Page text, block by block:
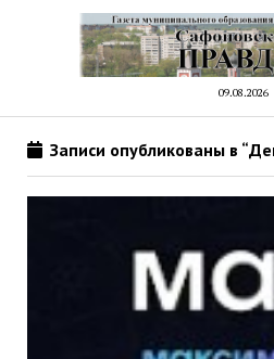
09.08.2026
Записи опубликованы в